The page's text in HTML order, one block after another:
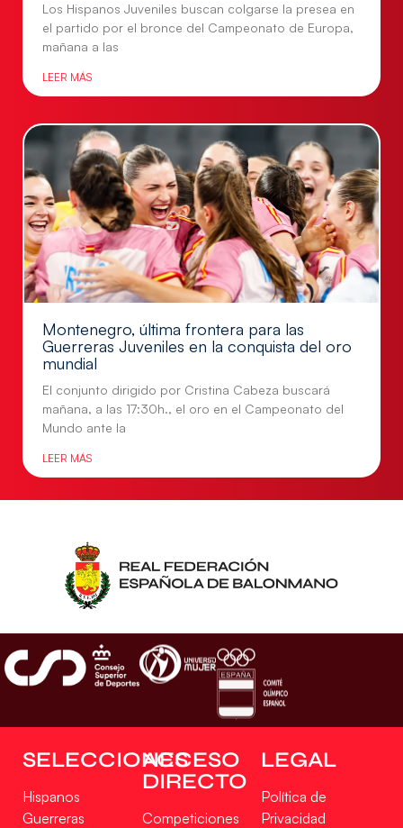
Los Hispanos Juveniles buscan colgarse la presea en
el partido por el bronce del Campeonato de Europa,
mañana a las
LEER MÁS
Montenegro, última frontera para las
Guerreras Juveniles en la conquista del oro
mundial
El conjunto dirigido por Cristina Cabeza buscará
mañana, a las 17:30h., el oro en el Campeonato del
Mundo ante la
LEER MÁS
SELECCIONES
Hispanos
Guerreras
ACCESO
DIRECTO
Competiciones
LEGAL
Política de
Privacidad